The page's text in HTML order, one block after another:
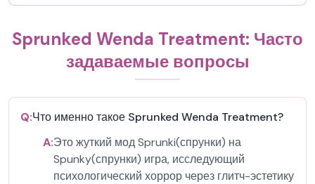
Sprunked Wenda Treatment: Часто
задаваемые вопросы
Q:Что именно такое Sprunked Wenda Treatment?
A:Это жуткий мод Sprunki(спрунки) на
Spunky(спрунки) игра, исследующий
психологический хоррор через глитч-эстетику